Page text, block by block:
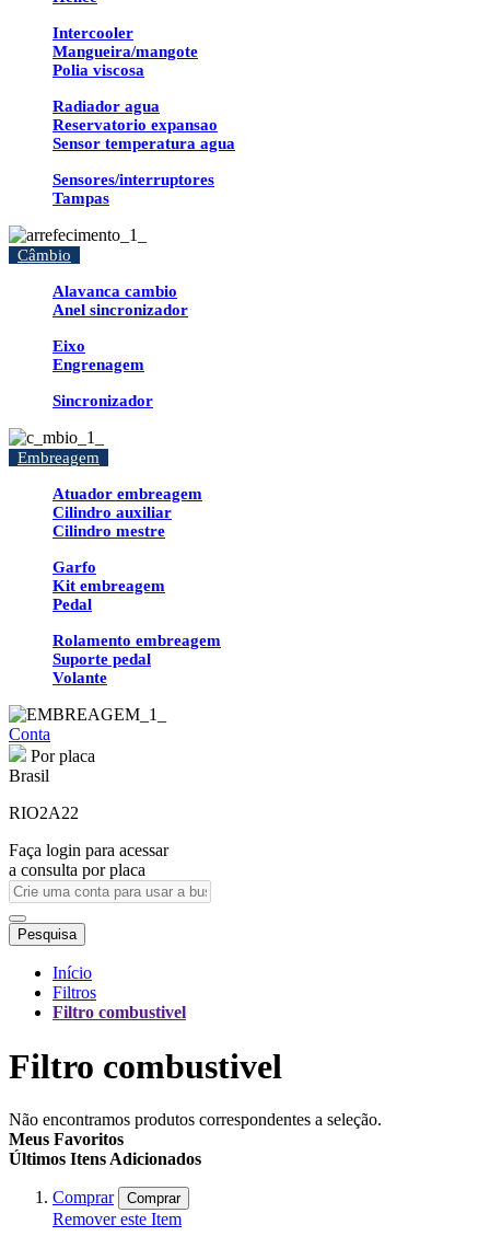
Intercooler
Mangueira/mangote
Polia viscosa
Radiador agua
Reservatorio expansao
Sensor temperatura agua
Sensores/interruptores
Tampas
Câmbio
Alavanca cambio
Anel sincronizador
Eixo
Engrenagem
Sincronizador
Embreagem
Atuador embreagem
Cilindro auxiliar
Cilindro mestre
Garfo
Kit embreagem
Pedal
Rolamento embreagem
Suporte pedal
Volante
Conta
Por placa
Brasil
RIO2A22
Faça login para acessar
a consulta por placa
Pesquisa
Início
Filtros
Filtro combustivel
Filtro combustivel
Não encontramos produtos correspondentes a seleção.
Meus Favoritos
Últimos Itens Adicionados
Comprar Comprar
Remover este Item